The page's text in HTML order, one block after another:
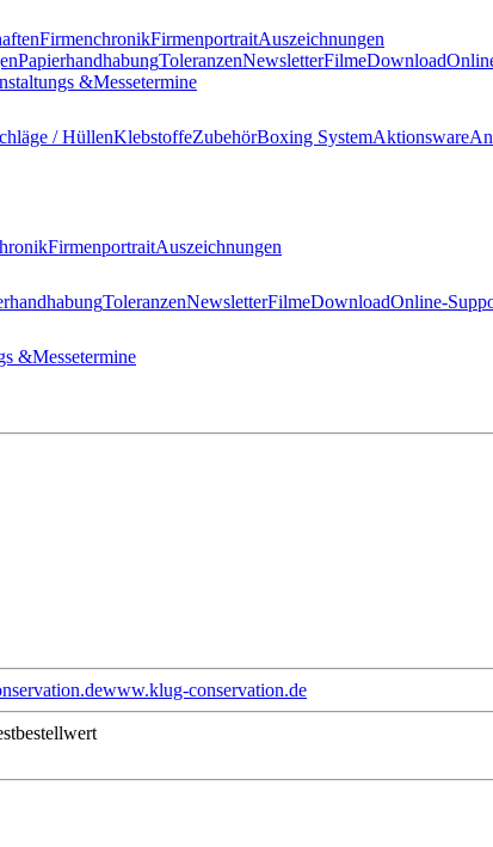
FirmenchronikFirmenportraitAuszeichnungen
PapierhandhabungToleranzenNewsletterFilmeDownload
&Messetermine
/ HüllenKlebstoffeZubehörBoxing SystemAktionsware
FirmenportraitAuszeichnungen
ToleranzenNewsletterFilmeDownloadOnline-
&Messetermine
www.klug-conservation.de